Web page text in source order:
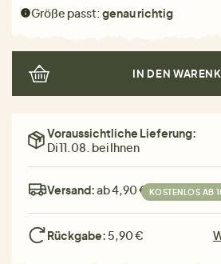
Größe passt:genau richtig
IN DEN
Voraussichtliche Lieferung:
Di 11.08. bei Ihnen
Versand:ab 4,90 € KOSTENLOS AB
Rückgabe: 5,90 €